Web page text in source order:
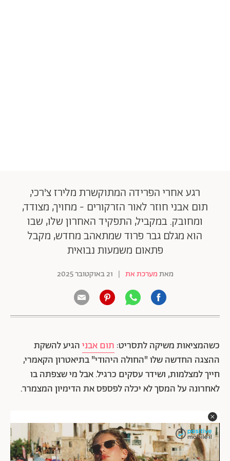
רגע אחרי הפרידה המתוקשרת מלירז צ'רכי,
תום אבני חוזר לאור הזרקורים - מחויך, מצודד,
ומחובק. במקביל, התפקיד האחרון שלו, שבו
הוא מגלם גבר פרוד שמתאהב מחדש, מקבל
פתאום משמעות נבואית
מאתמערכת את | 21 באוקטובר 2025
כשהמציאות משיקה לתסריט: תום אבניהגיע להשקת
ההצגה החדשה שלו "החולה היהודי" בתיאטרון הקאמרי,
חייך למצלמות, ושידר עסקים כרגיל. אבל מי שצפתה בו
לאחרונה על המסך לא יכלה לפספס את הדימיון המצמרר.